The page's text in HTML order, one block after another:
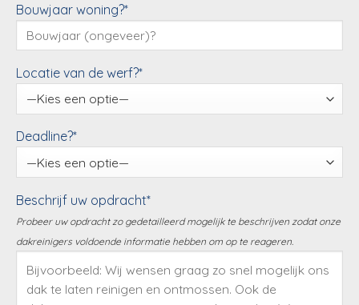
Bouwjaar woning?*
Locatie van de werf?*
Deadline?*
Beschrijf uw opdracht*
Probeer uw opdracht zo gedetailleerd mogelijk te beschrijven zodat onze
dakreinigers voldoende informatie hebben om op te reageren.